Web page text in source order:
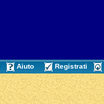
Aiuto Registrati